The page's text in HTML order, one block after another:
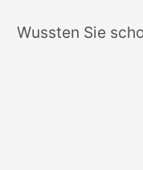
Wussten Sie